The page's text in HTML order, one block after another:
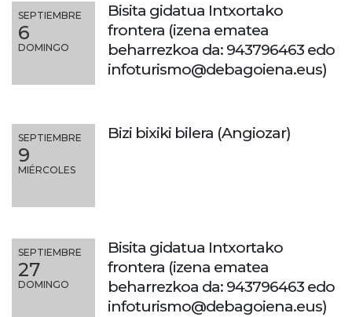
SEPTIEMBRE
6
DOMINGO
Bisita gidatua Intxortako
frontera (izena ematea
beharrezkoa da: 943796463 edo
infoturismo@debagoiena.eus)
SEPTIEMBRE
9
MIÉRCOLES
Bizi bixiki bilera (Angiozar)
SEPTIEMBRE
27
DOMINGO
Bisita gidatua Intxortako
frontera (izena ematea
beharrezkoa da: 943796463 edo
infoturismo@debagoiena.eus)